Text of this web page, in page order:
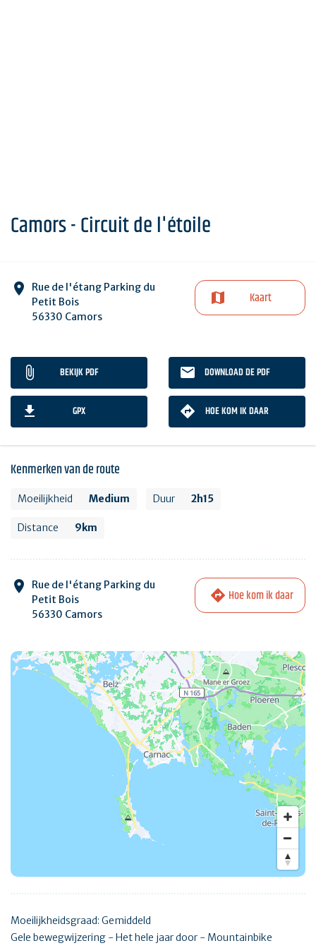
Camors - Circuit de l'étoile
Rue de l'étang Parking du
Petit Bois
56330 Camors
Kaart
BEKIJK PDF DOWNLOAD DE PDF
GPX HOE KOM IK DAAR
Kenmerken van de route
Moeilijkheid Medium Duur 2h15
Distance 9km
Rue de l'étang Parking du
Petit Bois
56330 Camors
Hoe kom ik daar
Moeilijkheidsgraad: Gemiddeld
Gele bewegwijzering - Het hele jaar door - Mountainbike